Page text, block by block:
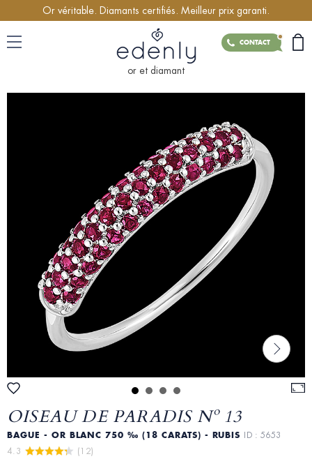
Or véritable. Diamants certifiés. Meilleur prix garanti.
CONTACT
or et diamant
OISEAU DE PARADIS Nº 13
BAGUE - OR BLANC 750 ‰ (18 CARATS) - RUBIS ID : 5653
4.3
(12)